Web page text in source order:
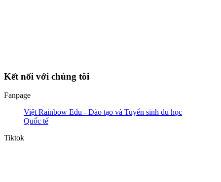
Kết nối với chúng tôi
Fanpage
Việt Rainbow Edu - Đào tạo và Tuyển sinh du học
Quốc tế
Tiktok